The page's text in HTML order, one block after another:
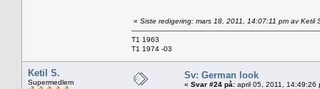
« Siste redigering: mars 18, 2011, 14:07:11 pm av Ketil
T1 1963
T1 1974 -03
Ketil S.
Supermedlem
Sv: German look
« Svar #24 på: april 05, 2011, 14:49:26